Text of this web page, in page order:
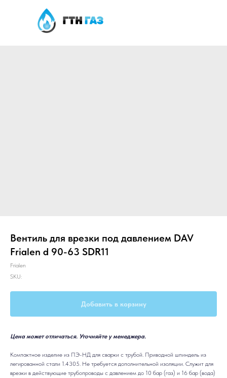
Вентиль для врезки под давлением DAV
Frialen d 90-63 SDR11
Frialen
SKU:
Добавить в корзину
Цена может отличаться. Уточняйте у менеджера.
Компактное изделие из ПЭ-НД для сварки с трубой. Приводной шпиндель из
легированной стали 1.4305. Не требуется дополнительной изоляции. Служит для
врезки в действующие трубопроводы с давлением до 10 бар (газ) и 16 бар (вода)